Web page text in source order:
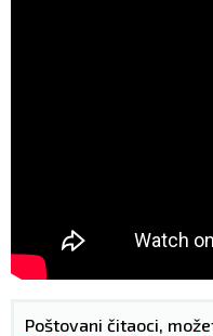
Poštovani čitaoci,